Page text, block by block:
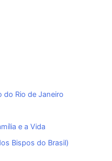
do Rio de Janeiro
e a Vida
Bispos do Brasil)